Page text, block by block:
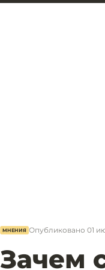
МНЕНИЯ Опубликовано 01
Зачем